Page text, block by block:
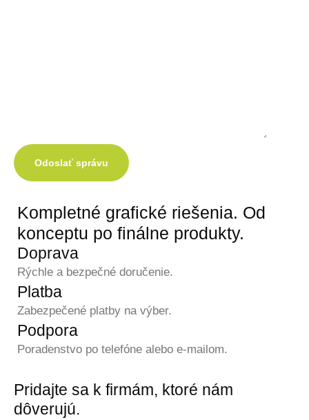
Odoslať správu
Kompletné grafické riešenia. Od
konceptu po finálne produkty.
Doprava
Rýchle a bezpečné doručenie.
Platba
Zabezpečené platby na výber.
Podpora
Poradenstvo po telefóne alebo e-mailom.
Pridajte sa k firmám, ktoré nám
dôverujú.